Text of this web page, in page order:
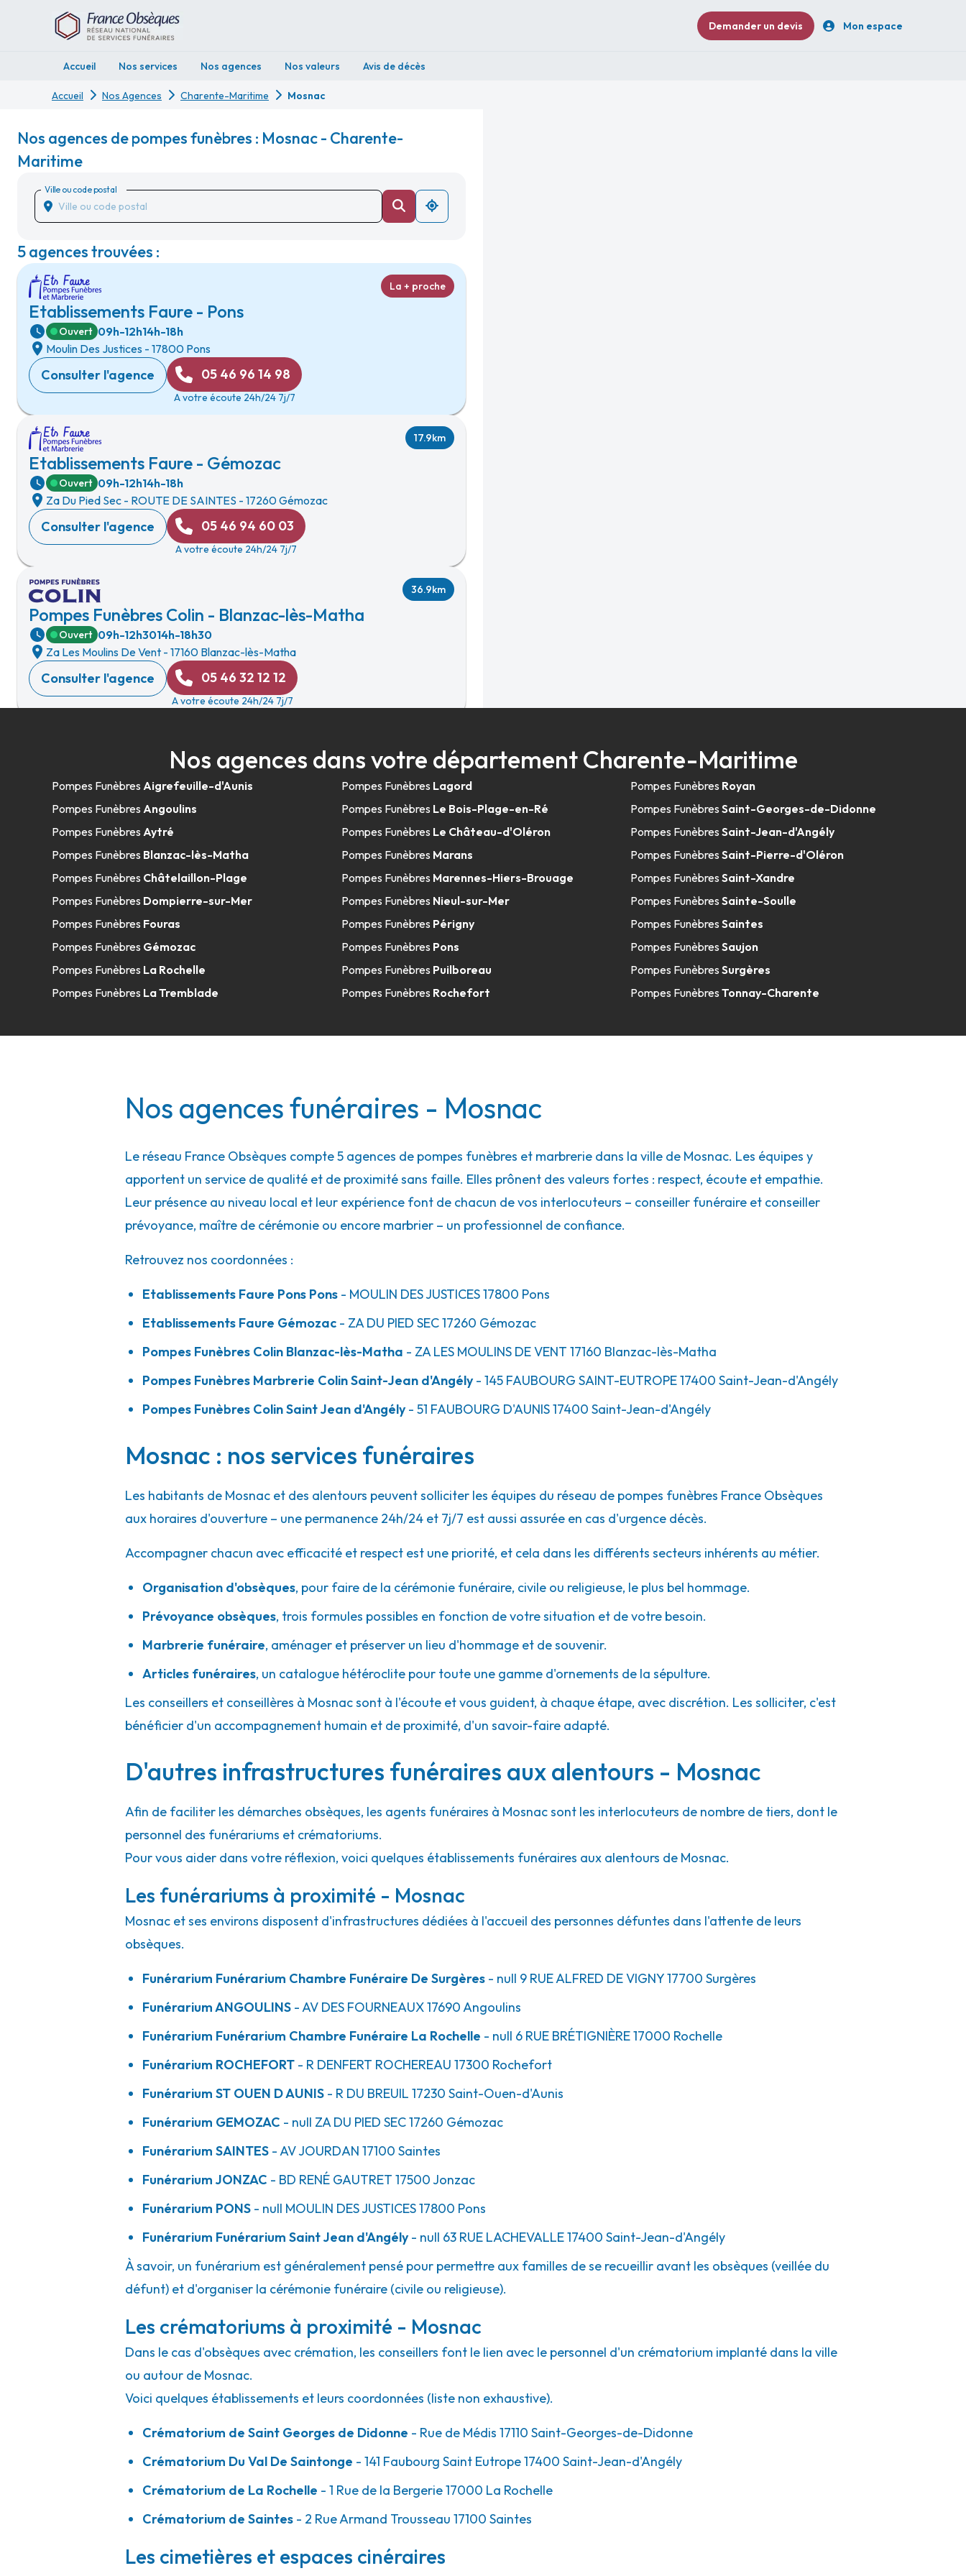
Demander un devis Mon espace
Accueil Nos services Nos agences Nos valeurs Avis de décès
Accueil Nos Agences Charente-Maritime Mosnac
Nos agences de pompes funèbres : Mosnac - Charente-
Maritime
Ville ou code postal
5 agences trouvées :
Etablissements Faure - Pons
La + proche
Ouvert 09h-12h14h-18h
Moulin Des Justices - 17800 Pons
Consulter l'agence 05 46 96 14 98
A votre écoute 24h/24 7j/7
Etablissements Faure - Gémozac
17.9km
Ouvert 09h-12h14h-18h
Za Du Pied Sec - ROUTE DE SAINTES - 17260 Gémozac
Consulter l'agence 05 46 94 60 03
A votre écoute 24h/24 7j/7
Pompes Funèbres Colin - Blanzac-lès-Matha
36.9km
Ouvert 09h-12h3014h-18h30
Za Les Moulins De Vent - 17160 Blanzac-lès-Matha
Consulter l'agence 05 46 32 12 12
A votre écoute 24h/24 7j/7
Pompes Funèbres Marbrerie Colin - Saint-Jean d'Angély
145 Faubourg Saint-Eutrope-17400 Saint-Jean-d'Angély
Consulter l'agence
A votre écoute 24h/24 7j/7
Pompes Funèbres Colin - Saint Jean d'Angély
51 Faubourg D'Aunis -17400 Saint-Jean-d'Angély
Consulter l'agence
Nos agences dans votre département Charente-Maritime
Pompes Funèbres Aigrefeuille-d'Aunis
Pompes Funèbres Angoulins
Pompes Funèbres Aytré
Pompes Funèbres Blanzac-lès-Matha
Pompes Funèbres Châtelaillon-Plage
Pompes Funèbres Dompierre-sur-Mer
Pompes Funèbres Fouras
Pompes Funèbres Gémozac
Pompes Funèbres La Rochelle
Pompes Funèbres La Tremblade
Pompes Funèbres Lagord
Pompes Funèbres Le Bois-Plage-en-Ré
Pompes Funèbres Le Château-d'Oléron
Pompes Funèbres Marans
Pompes Funèbres Marennes-Hiers-Brouage
Pompes Funèbres Nieul-sur-Mer
Pompes Funèbres Périgny
Pompes Funèbres Pons
Pompes Funèbres Puilboreau
Pompes Funèbres Rochefort
Pompes Funèbres Royan
Pompes FunèbresSaint-Georges-de-Didonne
Pompes FunèbresSaint-Jean-d'Angély
Pompes FunèbresSaint-Pierre-d'Oléron
Pompes FunèbresSaint-Xandre
Pompes FunèbresSainte-Soulle
Pompes FunèbresSaintes
Pompes FunèbresSaujon
Pompes FunèbresSurgères
Pompes FunèbresTonnay-Charente
Nos agences funéraires - Mosnac
Le réseau France Obsèques compte 5 agences de pompes funèbres et marbrerie dans la ville de Mosnac. Les équipes y
apportent un service de qualité et de proximité sans faille. Elles prônent des valeurs fortes : respect, écoute et empathie.
Leur présence au niveau local et leur expérience font de chacun de vos interlocuteurs – conseiller funéraire et conseiller
prévoyance, maître de cérémonie ou encore marbrier – un professionnel de confiance.
Retrouvez nos coordonnées :
Etablissements Faure Pons Pons - MOULIN DES JUSTICES17800 Pons
Etablissements Faure Gémozac - ZA DU PIED SEC17260 Gémozac
Pompes Funèbres Colin Blanzac-lès-Matha - ZA LES MOULINS DE VENT 17160 Blanzac-lès-Matha
Pompes Funèbres Marbrerie Colin Saint-Jean d'Angély- 145 FAUBOURG SAINT-EUTROPE17400 Saint-Jean-d'Angély
Pompes Funèbres Colin Saint Jean d'Angély- 51 FAUBOURG D'AUNIS17400 Saint-Jean-d'Angély
Mosnac : nos services funéraires
Les habitants de Mosnac et des alentours peuvent solliciter les équipes du réseau de pompes funèbres France Obsèques
aux horaires d'ouverture – une permanence 24h/24 et 7j/7 est aussi assurée en cas d'urgence décès.
Accompagner chacun avec efficacité et respect est une priorité, et cela dans les différents secteurs inhérents au métier.
Organisation d'obsèques, pour faire de la cérémonie funéraire, civile ou religieuse, le plus bel hommage.
Prévoyance obsèques, trois formules possibles en fonction de votre situation et de votre besoin.
Marbrerie funéraire, aménager et préserver un lieu d'hommage et de souvenir.
Articles funéraires, un catalogue hétéroclite pour toute une gamme d'ornements de la sépulture.
Les conseillers et conseillères à Mosnac sont à l'écoute et vous guident, à chaque étape, avec discrétion. Les solliciter, c'est
bénéficier d'un accompagnement humain et de proximité, d'un savoir-faire adapté.
D'autres infrastructures funéraires aux alentours - Mosnac
Afin de faciliter les démarches obsèques, les agents funéraires à Mosnac sont les interlocuteurs de nombre de tiers, dont le
personnel des funérariums et crématoriums.
Pour vous aider dans votre réflexion, voici quelques établissements funéraires aux alentours de Mosnac.
Les funérariums à proximité - Mosnac
Mosnac et ses environs disposent d'infrastructures dédiées à l'accueil des personnes défuntes dans l'attente de leurs
obsèques.
Funérarium Funérarium Chambre Funéraire De Surgères - null 9 RUE ALFRED DE VIGNY17700 Surgères
FunérariumANGOULINS - AV DES FOURNEAUX17690Angoulins
Funérarium Funérarium Chambre Funéraire La Rochelle - null 6 RUE BRÉTIGNIÈRE17000 Rochelle
Funérarium ROCHEFORT - R DENFERT ROCHEREAU 17300 Rochefort
Funérarium ST OUEN D AUNIS - R DU BREUIL 17230 Saint-Ouen-d'Aunis
Funérarium GEMOZAC - null ZA DU PIED SEC17260 Gémozac
Funérarium SAINTES - AVJOURDAN 17100 Saintes
Funérarium JONZAC - BD RENÉ GAUTRET 17500Jonzac
Funérarium PONS - null MOULIN DES JUSTICES17800 Pons
Funérarium Funérarium Saint Jean d'Angély- null 63 RUE LACHEVALLE17400 Saint-Jean-d'Angély
À savoir, un funérarium est généralement pensé pour permettre aux familles de se recueillir avant les obsèques (veillée du
défunt) et d'organiser la cérémonie funéraire (civile ou religieuse).
Les crématoriums à proximité - Mosnac
Dans le cas d'obsèques avec crémation, les conseillers font le lien avec le personnel d'un crématorium implanté dans la ville
ou autour de Mosnac.
Voici quelques établissements et leurs coordonnées (liste non exhaustive).
Crématorium de Saint Georges de Didonne - Rue de Médis 17110 Saint-Georges-de-Didonne
Crématorium Du Val De Saintonge - 141 Faubourg Saint Eutrope 17400 Saint-Jean-d'Angély
Crématorium de La Rochelle - 1 Rue de la Bergerie 17000 La Rochelle
Crématorium de Saintes - 2 Rue Armand Trousseau 17100 Saintes
Les cimetières et espaces cinéraires